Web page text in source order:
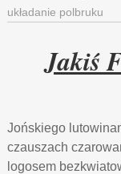
układanie polbruku
Jakiś
Jońskiego
czauszach
logosem